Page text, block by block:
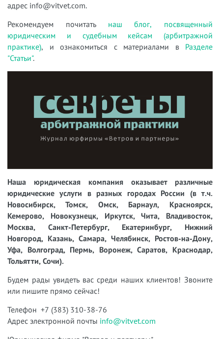
адрес info@vitvet.com.
Рекомендуем почитать наш блог, посвященный
юридическим и судебным кейсам (арбитражной
практике), и ознакомиться с материалами в Разделе
"Статьи".
Наша юридическая компания оказывает различные
юридические услуги в разных городах России (в т.ч.
Новосибирск, Томск, Омск, Барнаул, Красноярск,
Кемерово, Новокузнецк, Иркутск, Чита, Владивосток,
Москва, Санкт-Петербург, Екатеринбург, Нижний
Новгород, Казань, Самара, Челябинск, Ростов-на-Дону,
Уфа, Волгоград, Пермь, Воронеж, Саратов, Краснодар,
Тольятти, Сочи).
Будем рады увидеть вас среди наших клиентов! Звоните
или пишите прямо сейчас!
Телефон +7 (383) 310-38-76
Адрес электронной почты info@vitvet.com